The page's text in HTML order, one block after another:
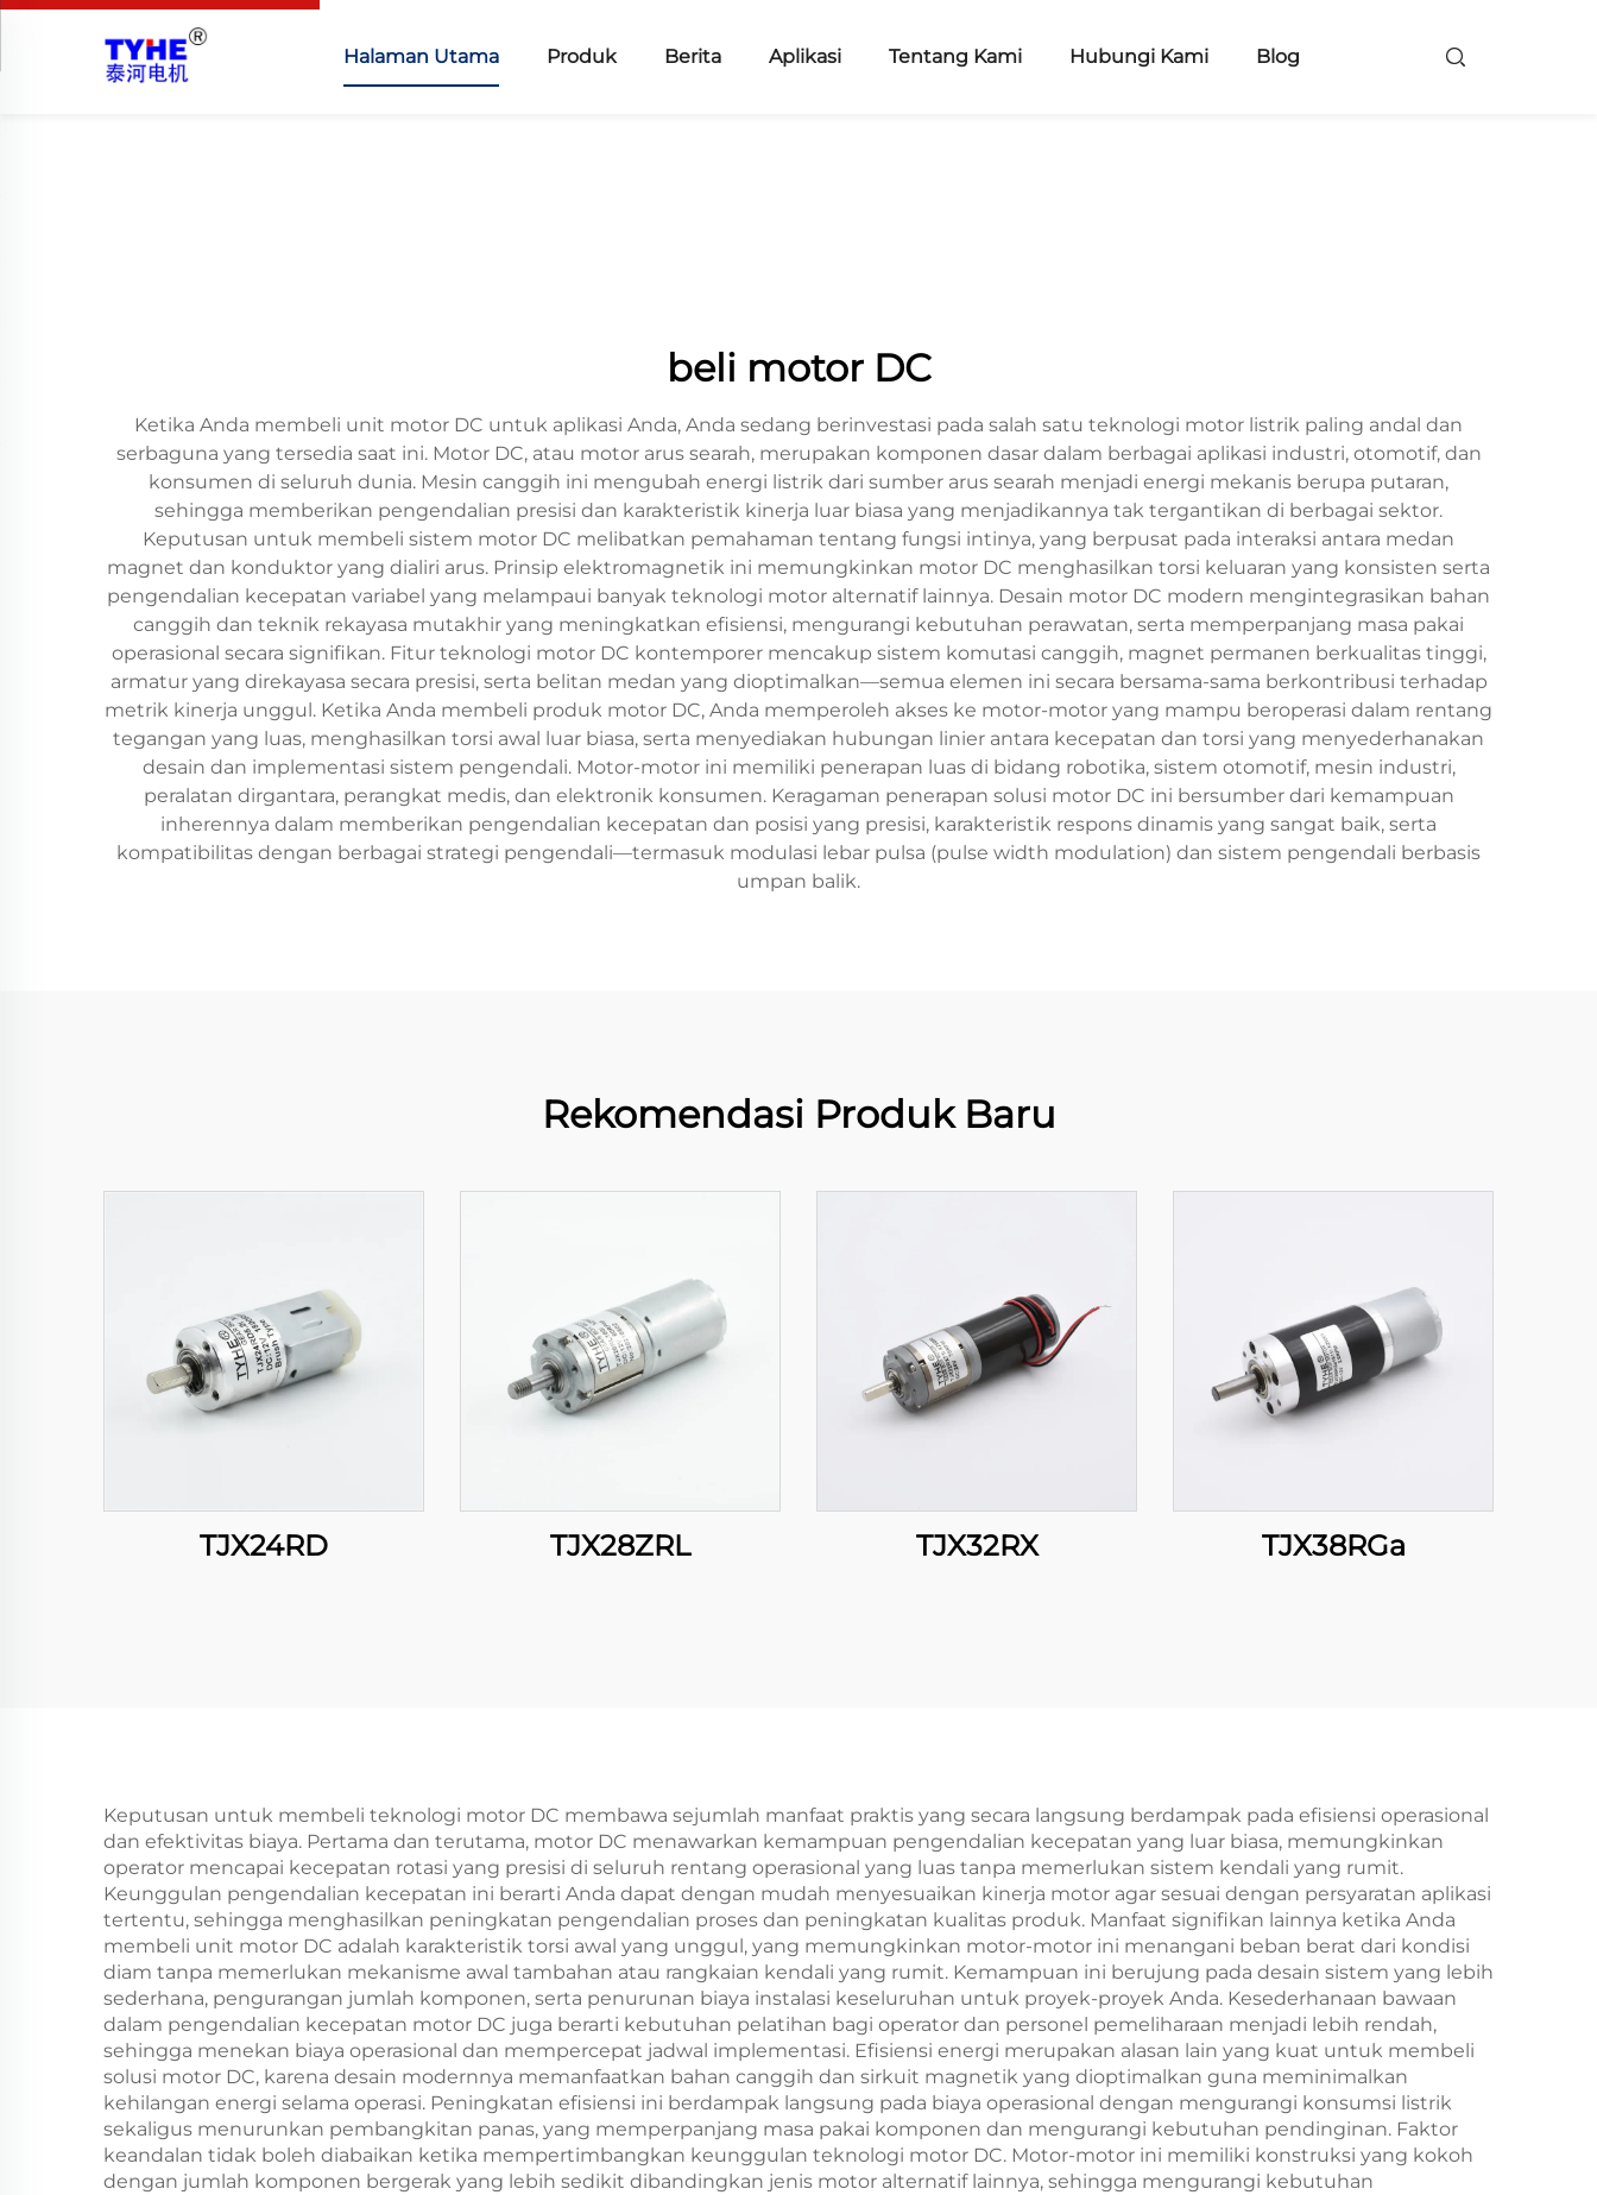
Halaman Utama Produk Berita Aplikasi Tentang Kami Hubungi Kami Blog
beli motor DC
Ketika Anda membeli unit motor DC untuk aplikasi Anda, Anda sedang berinvestasi pada salah satu teknologi motor listrik paling andal dan
serbaguna yang tersedia saat ini. Motor DC, atau motor arus searah, merupakan komponen dasar dalam berbagai aplikasi industri, otomotif, dan
konsumen di seluruh dunia. Mesin canggih ini mengubah energi listrik dari sumber arus searah menjadi energi mekanis berupa putaran,
sehingga memberikan pengendalian presisi dan karakteristik kinerja luar biasa yang menjadikannya tak tergantikan di berbagai sektor.
Keputusan untuk membeli sistem motor DC melibatkan pemahaman tentang fungsi intinya, yang berpusat pada interaksi antara medan
magnet dan konduktor yang dialiri arus. Prinsip elektromagnetik ini memungkinkan motor DC menghasilkan torsi keluaran yang konsisten serta
pengendalian kecepatan variabel yang melampaui banyak teknologi motor alternatif lainnya. Desain motor DC modern mengintegrasikan bahan
canggih dan teknik rekayasa mutakhir yang meningkatkan efisiensi, mengurangi kebutuhan perawatan, serta memperpanjang masa pakai
operasional secara signifikan. Fitur teknologi motor DC kontemporer mencakup sistem komutasi canggih, magnet permanen berkualitas tinggi,
armatur yang direkayasa secara presisi, serta belitan medan yang dioptimalkan—semua elemen ini secara bersama-sama berkontribusi terhadap
metrik kinerja unggul. Ketika Anda membeli produk motor DC, Anda memperoleh akses ke motor-motor yang mampu beroperasi dalam rentang
tegangan yang luas, menghasilkan torsi awal luar biasa, serta menyediakan hubungan linier antara kecepatan dan torsi yang menyederhanakan
desain dan implementasi sistem pengendali. Motor-motor ini memiliki penerapan luas di bidang robotika, sistem otomotif, mesin industri,
peralatan dirgantara, perangkat medis, dan elektronik konsumen. Keragaman penerapan solusi motor DC ini bersumber dari kemampuan
inherennya dalam memberikan pengendalian kecepatan dan posisi yang presisi, karakteristik respons dinamis yang sangat baik, serta
kompatibilitas dengan berbagai strategi pengendali—termasuk modulasi lebar pulsa (pulse width modulation) dan sistem pengendali berbasis
umpan balik.
Rekomendasi Produk Baru
TJX24RD TJX28ZRL TJX32RX TJX38RGa
Keputusan untuk membeli teknologi motor DC membawa sejumlah manfaat praktis yang secara langsung berdampak pada efisiensi operasional
dan efektivitas biaya. Pertama dan terutama, motor DC menawarkan kemampuan pengendalian kecepatan yang luar biasa, memungkinkan
operator mencapai kecepatan rotasi yang presisi di seluruh rentang operasional yang luas tanpa memerlukan sistem kendali yang rumit.
Keunggulan pengendalian kecepatan ini berarti Anda dapat dengan mudah menyesuaikan kinerja motor agar sesuai dengan persyaratan aplikasi
tertentu, sehingga menghasilkan peningkatan pengendalian proses dan peningkatan kualitas produk. Manfaat signifikan lainnya ketika Anda
membeli unit motor DC adalah karakteristik torsi awal yang unggul, yang memungkinkan motor-motor ini menangani beban berat dari kondisi
diam tanpa memerlukan mekanisme awal tambahan atau rangkaian kendali yang rumit. Kemampuan ini berujung pada desain sistem yang lebih
sederhana, pengurangan jumlah komponen, serta penurunan biaya instalasi keseluruhan untuk proyek-proyek Anda. Kesederhanaan bawaan
dalam pengendalian kecepatan motor DC juga berarti kebutuhan pelatihan bagi operator dan personel pemeliharaan menjadi lebih rendah,
sehingga menekan biaya operasional dan mempercepat jadwal implementasi. Efisiensi energi merupakan alasan lain yang kuat untuk membeli
solusi motor DC, karena desain modernnya memanfaatkan bahan canggih dan sirkuit magnetik yang dioptimalkan guna meminimalkan
kehilangan energi selama operasi. Peningkatan efisiensi ini berdampak langsung pada biaya operasional dengan mengurangi konsumsi listrik
sekaligus menurunkan pembangkitan panas, yang memperpanjang masa pakai komponen dan mengurangi kebutuhan pendinginan. Faktor
keandalan tidak boleh diabaikan ketika mempertimbangkan keunggulan teknologi motor DC. Motor-motor ini memiliki konstruksi yang kokoh
dengan jumlah komponen bergerak yang lebih sedikit dibandingkan jenis motor alternatif lainnya, sehingga mengurangi kebutuhan